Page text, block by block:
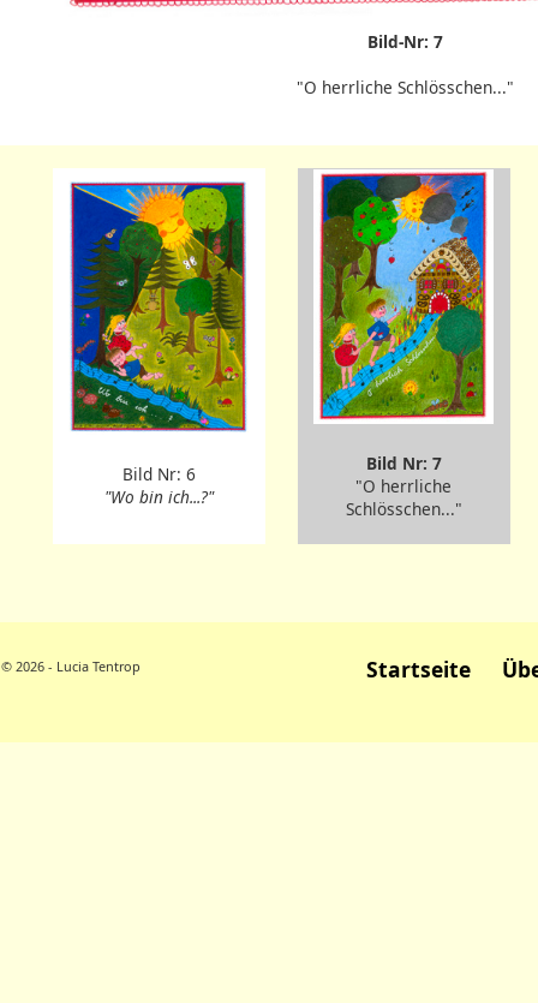
Bild-Nr: 7
"O herrliche Schlösschen..."
Bild Nr: 6
"Wo bin ich...?"
Bild Nr: 7
"O herrliche
Schlösschen..."
© 2026 - Lucia Tentrop Startseite